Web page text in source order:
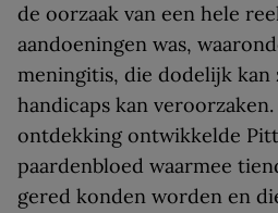
de oorzaak van een hele
aandoeningen was,
meningitis, die dodelijk kan
handicaps kan
ontdekking ontwikkelde
paardenbloed waarmee
gered konden worden en